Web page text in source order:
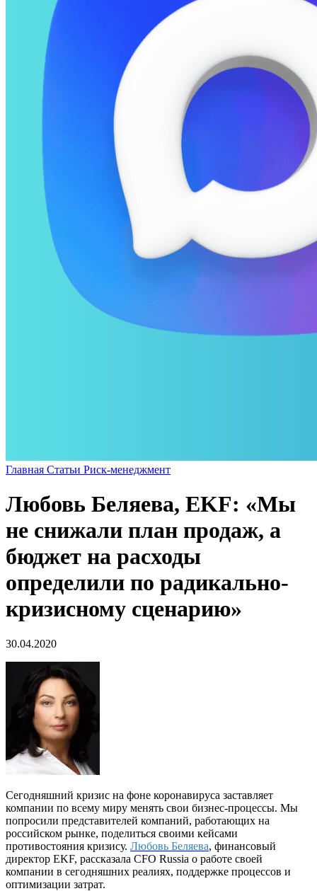
Главная Статьи Риск-менеджмент
Любовь Беляева, EKF: «Мы
не снижали план продаж, а
бюджет на расходы
определили по радикально-
кризисному сценарию»
30.04.2020
Сегодняшний кризис на фоне коронавируса заставляет
компании по всему миру менять свои бизнес-процессы. Мы
попросили представителей компаний, работающих на
российском рынке, поделиться своими кейсами
противостояния кризису. Любовь Беляева, финансовый
директор EKF, рассказала CFO Russia о работе своей
компании в сегодняшних реалиях, поддержке процессов и
оптимизации затрат.